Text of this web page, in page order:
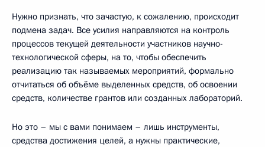
Нужно признать, что зачастую, к сожалению, происходит
подмена задач. Все усилия направляются на контроль
процессов текущей деятельности участников научно-
технологической сферы, на то, чтобы обеспечить
реализацию так называемых мероприятий, формально
отчитаться об объёме выделенных средств, об освоении
средств, количестве грантов или созданных лабораторий.
Но это – мы с вами понимаем – лишь инструменты,
средства достижения целей, а нужны практические,